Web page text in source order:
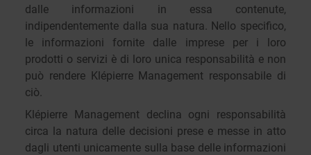
dalle informazioni in essa contenute,
indipendentemente dalla sua natura. Nello specifico,
le informazioni fornite dalle imprese per i loro
prodotti o servizi è di loro unica responsabilità e non
può rendere Klépierre Management responsabile di
ciò.
Klépierre Management declina ogni responsabilità
circa la natura delle decisioni prese e messe in atto
dagli utenti unicamente sulla base delle informazioni